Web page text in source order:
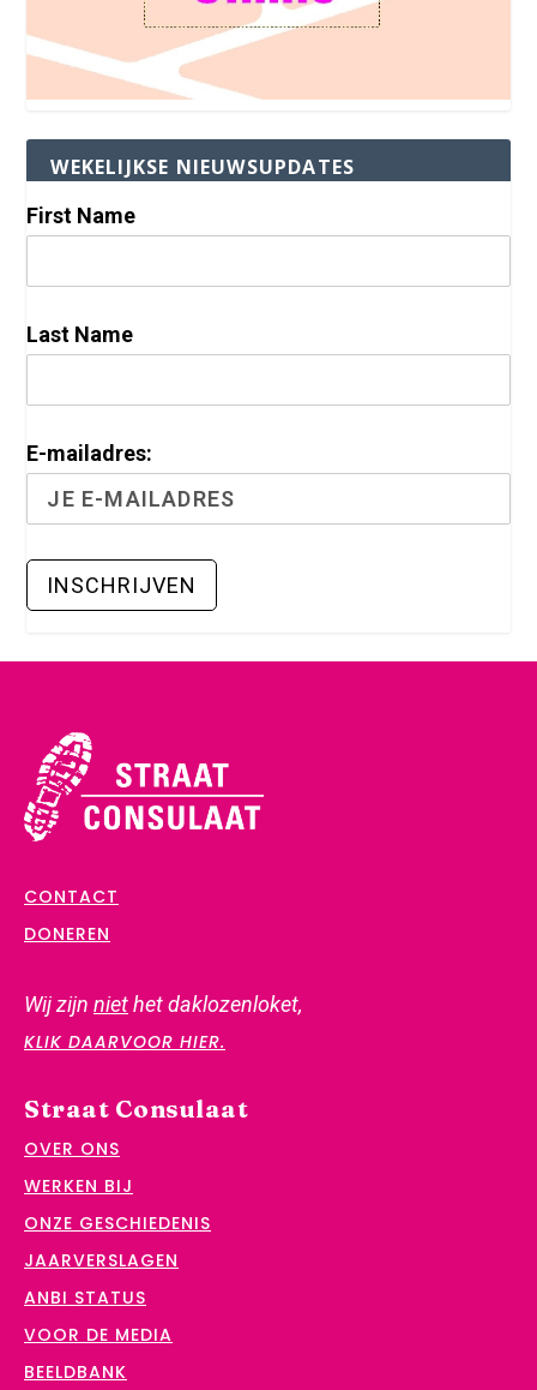
WEKELIJKSE NIEUWSUPDATES
First Name
Last Name
E-mailadres:
CONTACT
DONEREN
Wij zijn niethet daklozenloket,
KLIK DAARVOOR HIER.
Straat Consulaat
OVER ONS
WERKEN BIJ
ONZE GESCHIEDENIS
JAARVERSLAGEN
ANBI STATUS
VOOR DE MEDIA
BEELDBANK